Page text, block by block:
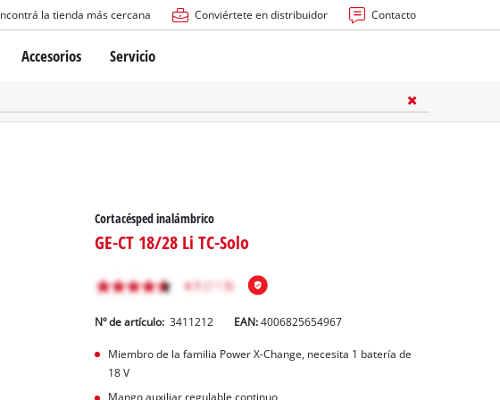
la tienda más cercana Conviértete en distribuidor Contacto
de césped a batería
de césped manuales
Accesorios Servicio
Cortacésped inalámbrico
GE-CT 18/28 Li TC-Solo
Nº de artículo: 3411212 EAN:4006825654967
Miembro de la familia Power X-Change, necesita 1 batería de
18 V
Mango auxiliar regulable continuo